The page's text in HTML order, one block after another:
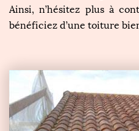
Ainsi, n’hésitez plus à
bénéficiez d’une toiture